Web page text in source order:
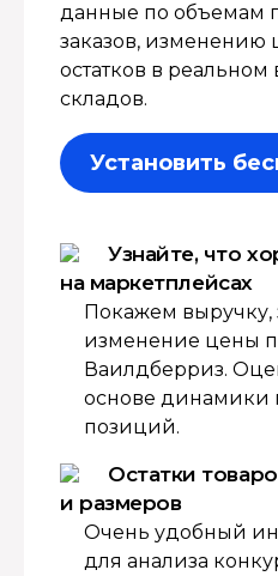
данные по объемам
заказов, изменению
остатков в
складов.
Установить
Узнайте, что
на маркетплейсах
Покажем выручку,
изменение цены
Ваилдберриз.
основе динамики
позиций.
Остатки
и размеров
Очень удобный
для анализа